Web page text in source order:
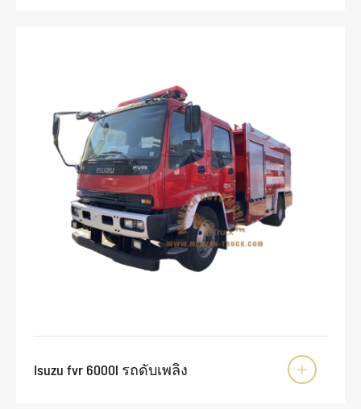
Isuzu fvr 6000l รถดับเพลิง 